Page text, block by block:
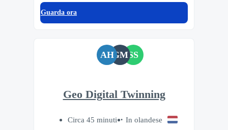
Guarda ora
AHGMSS
Geo Digital Twinning
Circa 45 minuti In olandese